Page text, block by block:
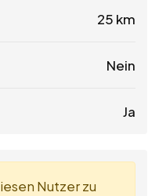
25 km
Nein
Ja
Nutzer zu